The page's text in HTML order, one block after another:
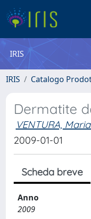
IRIS
IRIS Catalogo
Dermatite
VENTURA,
2009-01-01
Scheda breve
Anno
2009